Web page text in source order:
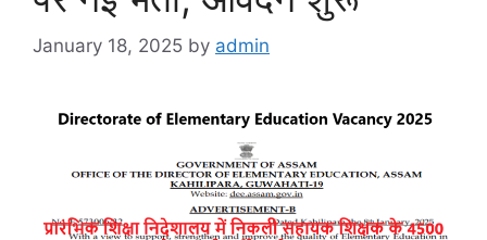
January 18, 2025 by admin